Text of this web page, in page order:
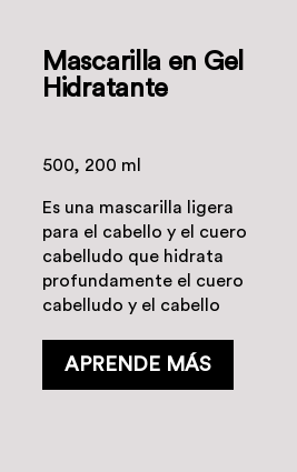
Mascarilla en Gel
Hidratante
500, 200 ml
Es una mascarilla ligera
para el cabello y el cuero
cabelludo que hidrata
profundamente el cuero
cabelludo y el cabello
APRENDE MÁS